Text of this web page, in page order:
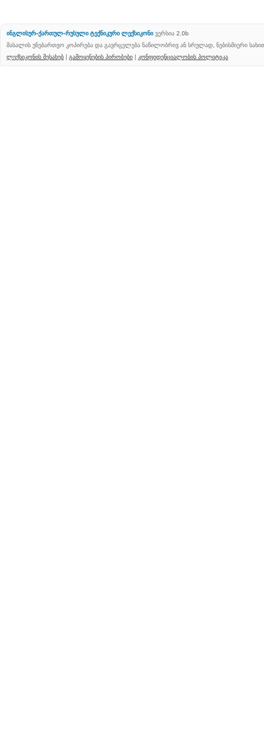
ინგლისურ-ქართულ-რუსული ტექნიკური ლექსიკონი ვერსია 2.0b
მასალის უნებართვო კოპირება და გავრცელება ნაწილობრივ ან სრულად, ნებისმიერი
ლექსიკონის შესახებ | გამოყენების პირობები | კონფიდენციალობის პოლიტიკა